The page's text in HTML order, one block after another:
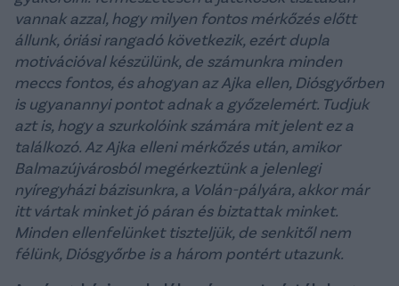
vannak azzal, hogy milyen fontos mérkőzés előtt
állunk, óriási rangadó következik, ezért dupla
motivációval készülünk, de számunkra minden
meccs fontos, és ahogyan az Ajka ellen, Diósgyőrben
is ugyanannyi pontot adnak a győzelemért. Tudjuk
azt is, hogy a szurkolóink számára mit jelent ez a
találkozó. Az Ajka elleni mérkőzés után, amikor
Balmazújvárosból megérkeztünk a jelenlegi
nyíregyházi bázisunkra, a Volán-pályára, akkor már
itt vártak minket jó páran és biztattak minket.
Minden ellenfelünket tiszteljük, de senkitől nem
félünk, Diósgyőrbe is a három pontért utazunk.